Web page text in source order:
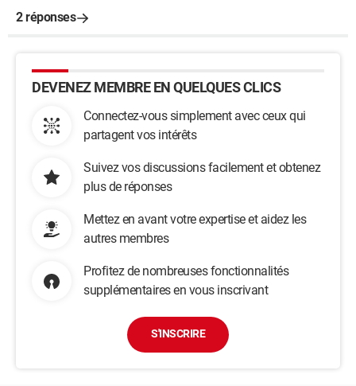
2 réponses
DEVENEZ MEMBRE EN QUELQUES CLICS
Connectez-vous simplement avec ceux qui
partagent vos intérêts
Suivez vos discussions facilement et obtenez
plus de réponses
Mettez en avant votre expertise et aidez les
autres membres
Profitez de nombreuses fonctionnalités
supplémentaires en vous inscrivant
S'INSCRIRE